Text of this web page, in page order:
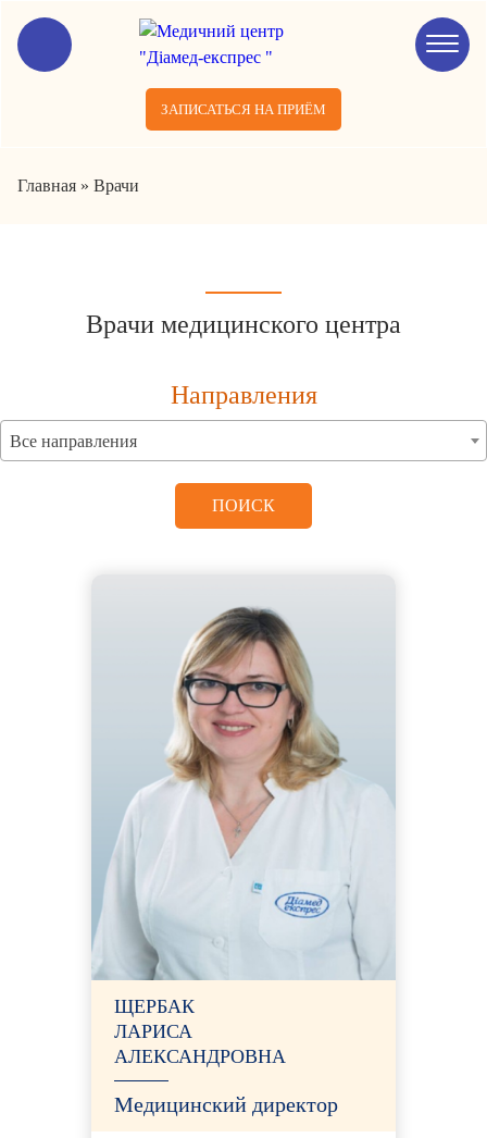
ЗАПИСАТЬСЯ НА ПРИЁМ
Главная » Врачи
Врачи медицинского центра
Направления
Все направления
ПОИСК
ЩЕРБАК
ЛАРИСА
АЛЕКСАНДРОВНА
Медицинский директор